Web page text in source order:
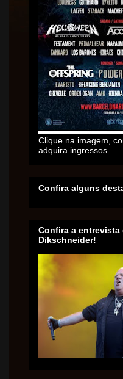
Clique na imagem,
adquira ingressos.
Confira alguns
Confira a entrevista
Dikschneider!